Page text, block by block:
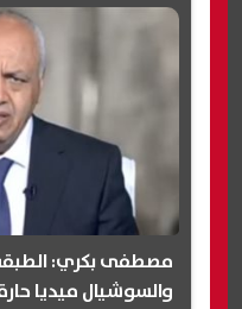
مصطفى بكري:
والسوشيال ميديا